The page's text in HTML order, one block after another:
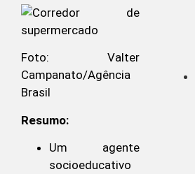
Foto: Valter
Campanato/Agência
Brasil
Resumo:
Um agente
socioeducativo